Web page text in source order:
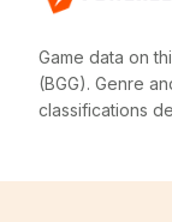
Game data on
(BGG). Genre
classifications